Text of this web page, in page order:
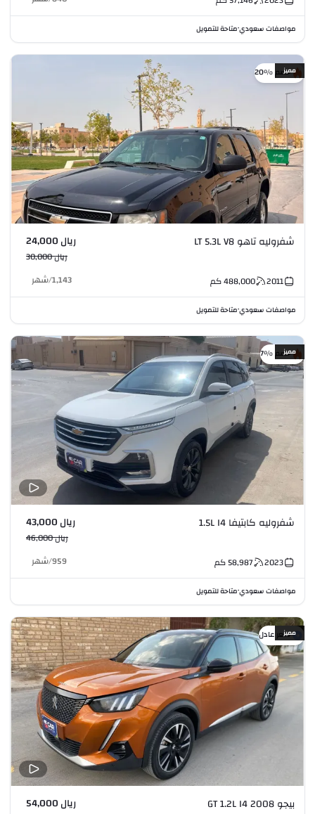
مواصفات سعودي•متاحة للتمويل
خصم %20مميز
شفروليه تاهو LT 5.3L V8 ريال 24,000
ريال 30,000
2011
488,000كم 1,143
/شهر
مواصفات سعودي•متاحة للتمويل
خصم %7مميز
شفروليه كابتيفا 1.5L I4 ريال 43,000
ريال 46,000
2023
58,987كم 959
/شهر
مواصفات سعودي•متاحة للتمويل
سعر عادلمميز
بيجو 2008 GT 1.2L I4 ريال 54,000